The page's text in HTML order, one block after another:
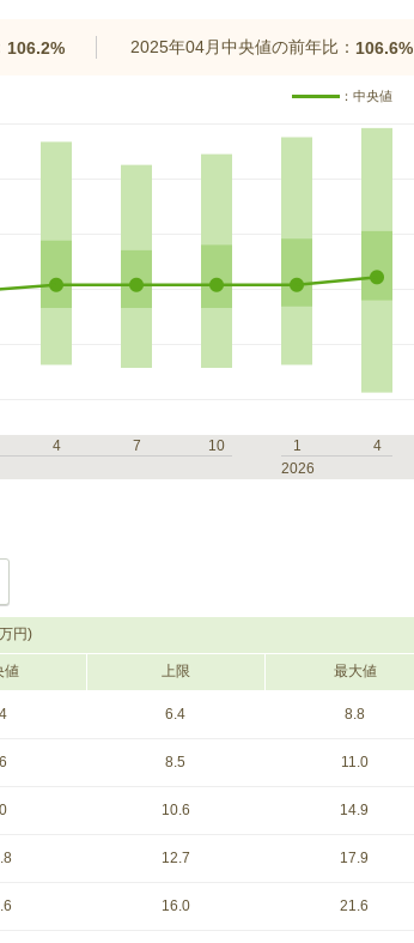
106.2% 2025年04月中央値の前年比： 106.6%
：中央値
4 7
10
1
4
2026
円)
値 上限 最大値
6.4 8.8
8.5 11.0
10.6 14.9
12.7 17.9
16.0 21.6